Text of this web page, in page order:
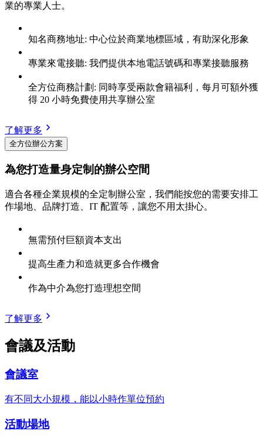
業的專業人士。
知名商務地址: 中心位於商業地標區域，有助深化形象
專業來電接聽: 我們提供本地電話號碼和專業接聽服務
全方位商務計劃: 同時享受兩款會籍福利，每月可額外獲
得 20 小時免費使用共享辦公室
了解更多
全方位辦公方案
為您打造量身定制的辦公空間
適合各種企業規模的全定制辦公室，我們能按您的需要安排工
作場地、品牌打造、IT 配置等，讓您不用太掛心。
無需預付巨額資本支出
提高生產力和造就更多合作機會
作為中介為您打造理想空間
了解更多
會議及活動
會議室
有不同大小規模，能以小時作單位預約
活動場地